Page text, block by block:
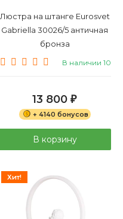
Люстра на штанге Eurosvet
Gabriella 30026/5 античная
бронза
В наличии 10
13 800 ₽
+ 4140 бонусов
В корзину
Хит!